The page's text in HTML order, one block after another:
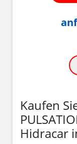
Kaufen
Hidracar